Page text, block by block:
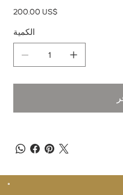
السعر ‏200.00 US$
الكمية